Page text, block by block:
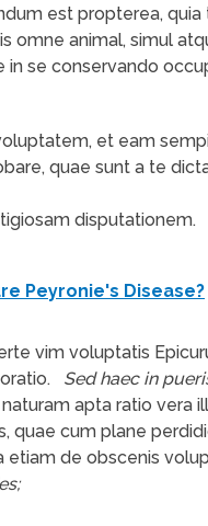
est propterea,
omne animal, simul
se conservando
et eam
quae sunt a te
disputationem.
Peyronie's Disease?
vim voluptatis
Sed haec in
apta ratio vera
quae cum plane
de obscenis